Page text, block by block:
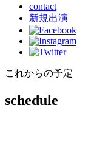
contact
新規出演
これからの予定
schedule